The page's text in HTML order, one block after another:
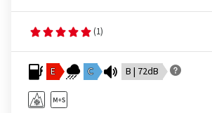
(1)
E C B | 72dB